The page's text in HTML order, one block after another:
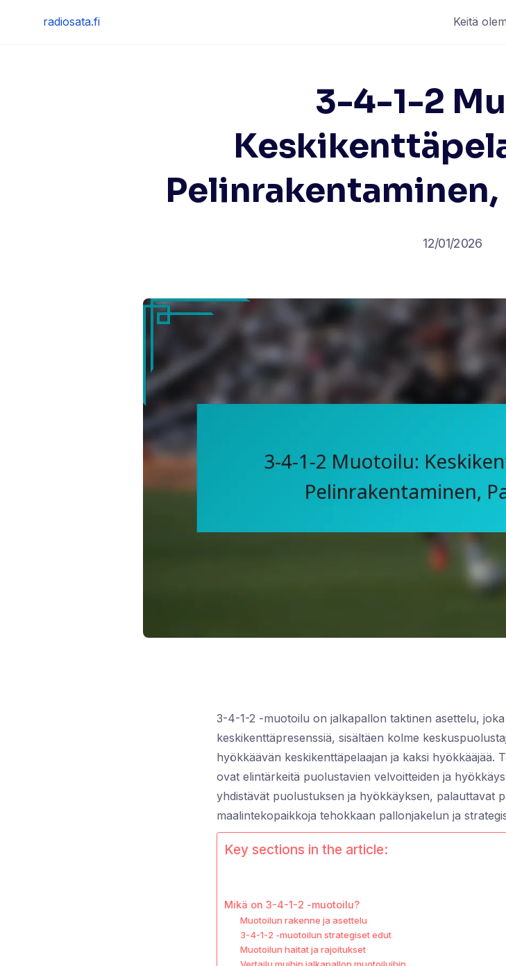
radiosata.fi Keitä
3-4-1-2
12/01/2026
3-4-1-2 -muotoilu on jalkapallon taktinen asettelu,
keskikenttäpresenssiä, sisältäen kolme
hyökkäävän keskikenttäpelaajan ja kaksi hyökkääjää.
ovat elintärkeitä puolustavien velvoitteiden ja
yhdistävät puolustuksen ja hyökkäyksen, palauttavat
maalintekopaikkoja tehokkaan pallonjakelun ja
Key sections in the article:
Mikä on 3-4-1-2 -muotoilu?
Muotoilun rakenne ja asettelu
3-4-1-2 -muotoilun strategiset edut
Muotoilun haitat ja rajoitukset